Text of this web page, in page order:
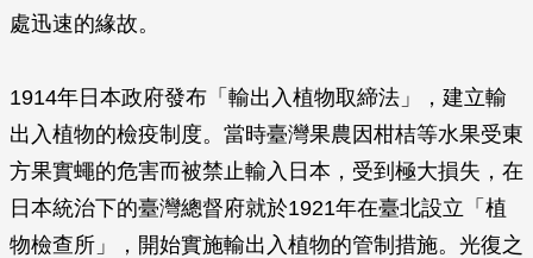
處迅速的緣故。
1914年日本政府發布「輸出入植物取締法」，建立輸
出入植物的檢疫制度。當時臺灣果農因柑桔等水果受東
方果實蠅的危害而被禁止輸入日本，受到極大損失，在
日本統治下的臺灣總督府就於1921年在臺北設立「植
物檢查所」，開始實施輸出入植物的管制措施。光復之